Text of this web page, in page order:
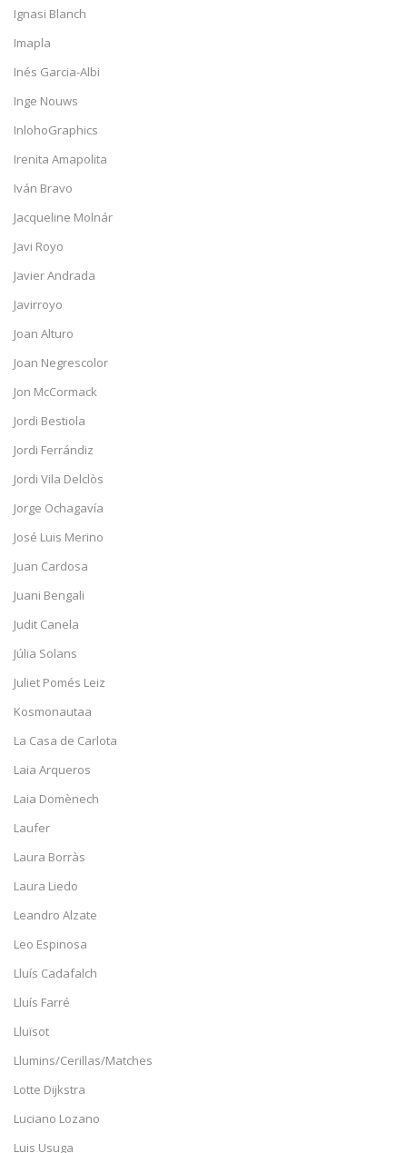
Ignasi Blanch
Imapla
Inés Garcia-Albi
Inge Nouws
InlohoGraphics
Irenita Amapolita
Iván Bravo
Jacqueline Molnár
Javi Royo
Javier Andrada
Javirroyo
Joan Alturo
Joan Negrescolor
Jon McCormack
Jordi Bestiola
Jordi Ferrándiz
Jordi Vila Delclòs
Jorge Ochagavía
José Luis Merino
Juan Cardosa
Juani Bengali
Judit Canela
Júlia Solans
Juliet Pomés Leiz
Kosmonautaa
La Casa de Carlota
Laia Arqueros
Laia Domènech
Laufer
Laura Borràs
Laura Liedo
Leandro Alzate
Leo Espinosa
Lluís Cadafalch
Lluís Farré
Lluïsot
Llumins/Cerillas/Matches
Lotte Dijkstra
Luciano Lozano
Luis Usuga